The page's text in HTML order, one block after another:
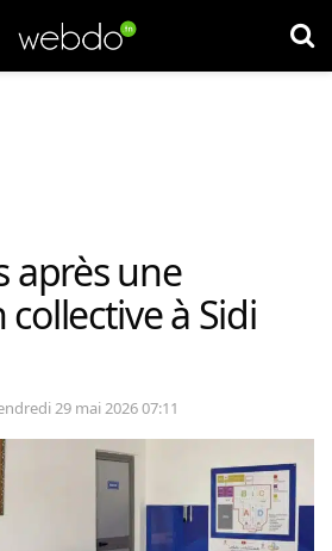
après une
à Sidi
29 mai 2026 07:11